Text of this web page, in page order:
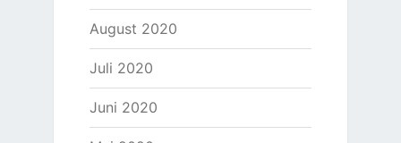
August 2020
Juli 2020
Juni 2020